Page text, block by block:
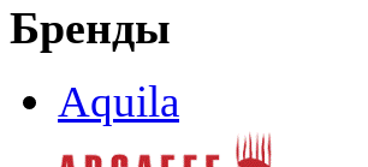
Бренды
Aquila